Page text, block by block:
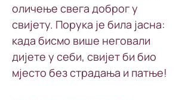
оличење свега доброг у
свијету. Порука је била јасна:
када бисмо више неговали
дијете у себи, свијет би био
мјесто без страдања и патње!